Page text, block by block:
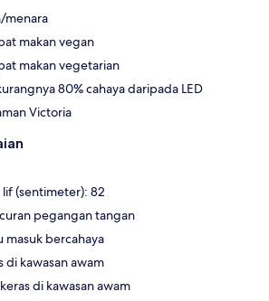
menara
makan vegan
makan vegetarian
80% cahaya daripada LED
Victoria
(sentimeter): 82
pegangan tangan
masuk bercahaya
di kawasan awam
di kawasan awam